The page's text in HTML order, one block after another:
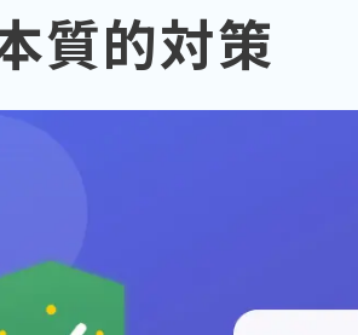
質的対策